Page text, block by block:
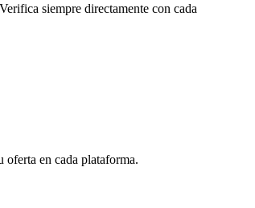
siempre directamente con cada
en cada plataforma.